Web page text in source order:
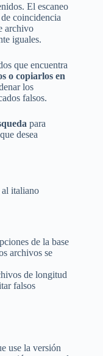
El escaneo
coincidencia
archivo
iguales.
que encuentra
o copiarlos en
los
falsos.
para
desea
al italiano
de la base
archivos se
de longitud
falsos
use la versión